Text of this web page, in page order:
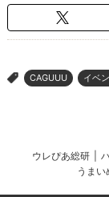
> CAGUUU イベ
ウレぴあ総研
うまい